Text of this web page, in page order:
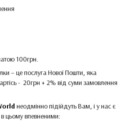
100грн.
– це послуга Нової Пошти, яка
- 20грн + 2% від суми замовлення
неодмінно підійдуть Вам, і у нас є
в цьому впевненими: